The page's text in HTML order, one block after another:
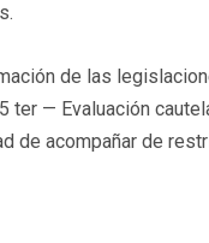
de las
— Evaluación
de acompañar de